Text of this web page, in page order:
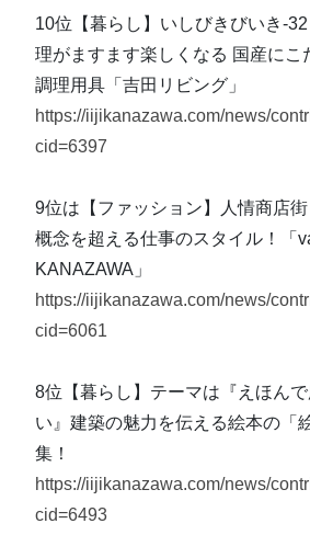
10位【暮らし】いしびきびいき-
理がますます楽しくなる 国産にこ
調理用具「吉田リビング」
https://iijikanazawa.com/news/
cid=6397
9位は【ファッション】人情商店
概念を超える仕事のスタイル！「
KANAZAWA」
https://iijikanazawa.com/news/
cid=6061
8位【暮らし】テーマは『えほん
い』建築の魅力を伝える絵本の「
集！
https://iijikanazawa.com/news/
cid=6493